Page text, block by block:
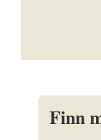
Finn